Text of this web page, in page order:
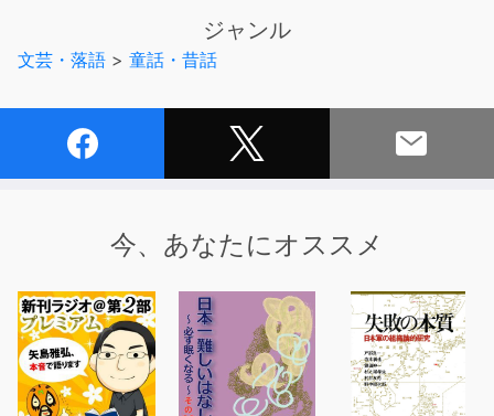
ジャンル
文芸・落語 > 童話・昔話
今、あなたにオススメ